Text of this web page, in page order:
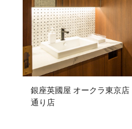
銀座英國屋 オークラ東京
通り店